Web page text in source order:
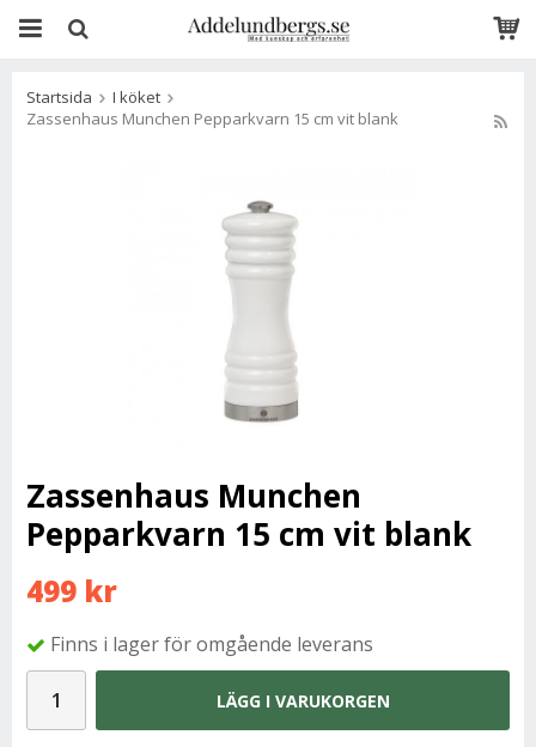
Startsida
I köket
Zassenhaus Munchen Pepparkvarn 15 cm vit blank
Zassenhaus Munchen
Pepparkvarn 15 cm vit blank
499 kr
Finns i lager för omgående leverans
LÄGG I VARUKORGEN